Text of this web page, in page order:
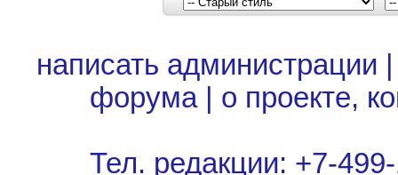
написать администрации
форума| о проекте,
Тел. редакции: +7-